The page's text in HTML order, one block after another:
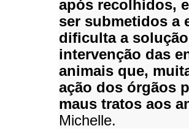
após recolhidos,
ser submetidos a
dificulta a
intervenção das
animais que,
ação dos órgãos
maus tratos aos
Michelle.